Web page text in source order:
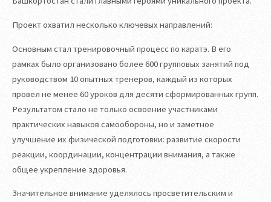
Проект охватил несколько ключевых направлений:
Основным стал тренировочный процесс по каратэ. В его
рамках было организовано более 600 групповых занятий под
руководством 10 опытных тренеров, каждый из которых
провел не менее 60 уроков для десяти сформированных групп.
Результатом стало не только освоение участниками
практических навыков самообороны, но и заметное
улучшение их физической подготовки: развитие скорости
реакции, координации, концентрации внимания, а также
общее укрепление здоровья.
Значительное внимание уделялось просветительским и